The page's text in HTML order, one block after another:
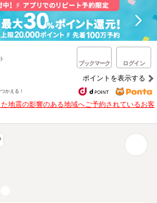
ブックマーク ログイン
ポイントを表示する
かえる！
地震の影響のある地域へご予約されているお客